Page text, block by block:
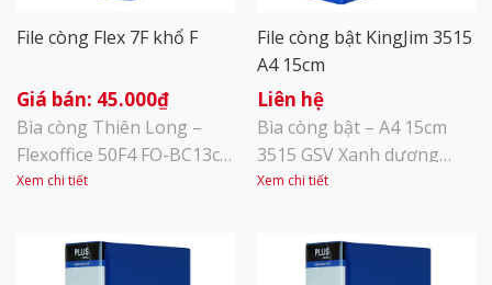
File còng Flex 7F khổ F
45.000₫
Bìa còng Thiên Long –
Flexoffice 50F4 FO-BC13có
khổ F4, dày 50mm. Sản
công nghệ hiện đại, đạt
tiêu chuẩn quốc tế, thân
Xem chi tiết
File còng bật KingJim 3515
A4 15cm
Liên hệ
Bìa còng bật – A4 15cm
3515 GSV Xanh dương
Kích thước A4 thông dụng
hầu hết các loại giấy tờ, tài
liệu hiện nay, từ khổ giấy
Xem chi tiết